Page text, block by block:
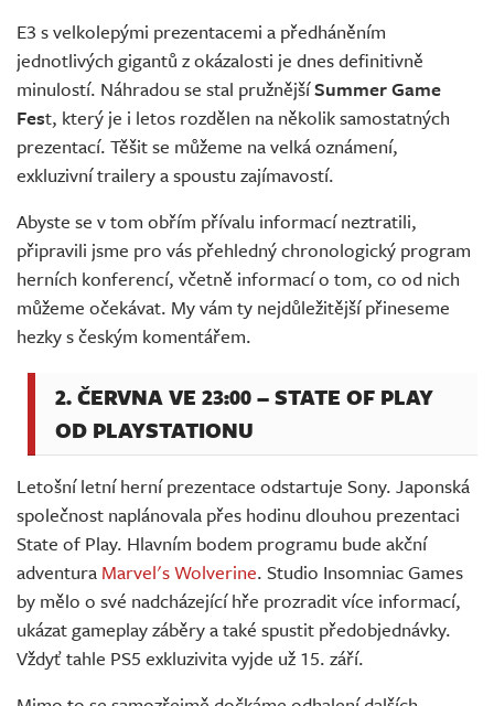
Živě
E3 s velkolepými prezentacemi a předháněním
jednotlivých gigantů z okázalosti je dnes definitivně
minulostí. Náhradou se stal pružnějšíSummer Game
Fest, který je i letos rozdělen na několik samostatných
prezentací. Těšit se můžeme na velká oznámení,
exkluzivní trailery a spoustu zajímavostí.
Abyste se v tom obřím přívalu informací neztratili,
připravili jsme pro vás přehledný chronologický program
herních konferencí, včetně informací o tom, co od nich
můžeme očekávat. My vám ty nejdůležitější přineseme
hezky s českým komentářem.
2. ČERVNA VE 23:00 – STATE OF PLAY
OD PLAYSTATIONU
Letošní letní herní prezentace odstartuje Sony. Japonská
společnost naplánovala přes hodinu dlouhou prezentaci
State of Play. Hlavním bodem programu bude akční
adventura Marvel's Wolverine. Studio Insomniac Games
by mělo o své nadcházející hře prozradit více informací,
ukázat gameplay záběry a také spustit předobjednávky.
Vždyť tahle PS5 exkluzivita vyjde už 15. září.